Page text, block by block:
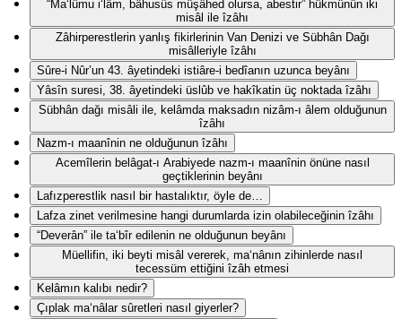
“Ma‘lûmu i‘lâm, bâhusûs müşâhed olursa, abestir” hükmünün iki
misâl ile îzâhı
Zâhirperestlerin yanlış fikirlerinin Van Denizi ve Sübhân Dağı
misâlleriyle îzâhı
Sûre-i Nûr’un 43. âyetindeki istiâre-i bedîanın uzunca beyânı
Yâsîn suresi, 38. âyetindeki üslûb ve hakîkatin üç noktada îzâhı
Sübhân dağı misâli ile, kelâmda maksadın nizâm-ı âlem olduğunun
îzâhı
Nazm-ı maanînin ne olduğunun îzâhı
Acemîlerin belâgat-ı Arabiyede nazm-ı maanînin önüne nasıl
geçtiklerinin beyânı
Lafızperestlik nasıl bir hastalıktır, öyle de…
Lafza zinet verilmesine hangi durumlarda izin olabileceğinin îzâhı
“Deverân” ile ta‘bîr edilenin ne olduğunun beyânı
Müellifin, iki beyti misâl vererek, ma‘nânın zihinlerde nasıl
tecessüm ettiğini îzâh etmesi
Kelâmın kalıbı nedir?
Çıplak ma‘nâlar sûretleri nasıl giyerler?